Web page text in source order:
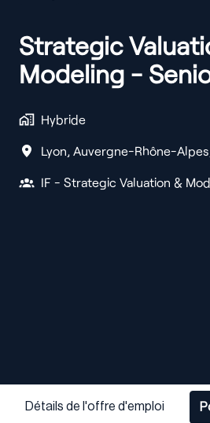
Strategic
Modeling -
Hybride
Lyon, Auvergne-Rhône-Alpes
IF - Strategic Valuation &
Détails de l'offre d'emploi